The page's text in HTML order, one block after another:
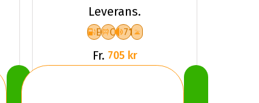
Leverans.
E C 71
Fr. 705 kr